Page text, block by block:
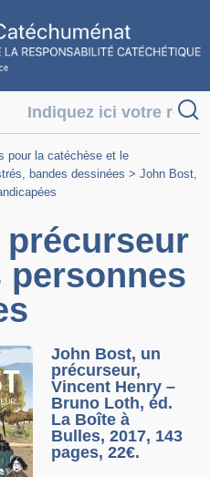
pour la catéchèse et le
bandes dessinées > John Bost,
personnes
John Bost, un
précurseur,
Vincent Henry –
Bruno Loth, éd.
La Boîte à
Bulles, 2017, 143
pages, 22€.